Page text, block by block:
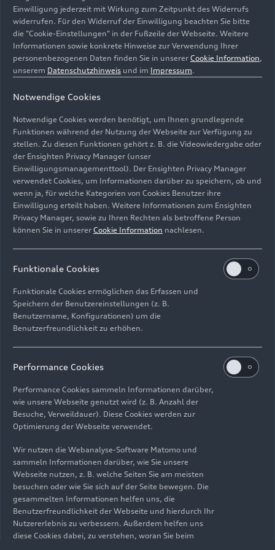
Audi und Litro de Luz installieren in mehreren
Gemeinden Amazoniens Lichtmasten und Solarlampen
Bild-Nr: A222385 · Copyright: Litro de Luz Brasil
Rechte: Verwendung für Pressezwecke honorarfrei
ImpressumRechtliches
Hinweisgebersystem
Informationen zur BarrierefreiheitKontakt
© 2026 AUDI AG. Alle Rechte vorbehalten.
EN
Die Angaben zu Kraftstoffverbrauch, Stromverbrauch, CO₂-
Emissionen und elektrischer Reichweite wurden nach dem
gesetzlich vorgeschriebenen Messverfahren „Worldwide
Harmonized Light Vehicles Test Procedure“ (WLTP) gemäß
Verordnung (EG) 715/2007 ermittelt. Zusatzausstattungen und
Zubehör (Anbauteile, Reifenformat usw.) können relevante
Einwilligung jederzeit mit Wirkung zum Zeitpunkt des Widerrufs
widerrufen. Für den Widerruf der Einwilligung beachten Sie bitte
die "Cookie-Einstellungen" in der Fußzeile der Webseite. Weitere
Informationen sowie konkrete Hinweise zur Verwendung Ihrer
personenbezogenen Daten finden Sie in unserer Cookie Information,
unserem Datenschutzhinweis und im Impressum.
Notwendige Cookies
Notwendige Cookies werden benötigt, um Ihnen grundlegende
Funktionen während der Nutzung der Webseite zur Verfügung zu
stellen. Zu diesen Funktionen gehört z. B. die Videowiedergabe oder
der Ensighten Privacy Manager (unser
Einwilligungsmanagementtool). Der Ensighten Privacy Manager
verwendet Cookies, um Informationen darüber zu speichern, ob und
wenn ja, für welche Kategorien von Cookies Benutzer ihre
Einwilligung erteilt haben. Weitere Informationen zum Ensighten
Privacy Manager, sowie zu Ihren Rechten als betroffene Person
können Sie in unserer Cookie Information nachlesen.
Funktionale Cookies
Funktionale Cookies ermöglichen das Erfassen und
Speichern der Benutzereinstellungen (z. B.
Benutzername, Konfigurationen) um die
Benutzerfreundlichkeit zu erhöhen.
Performance Cookies
Performance Cookies sammeln Informationen darüber,
wie unsere Webseite genutzt wird (z. B. Anzahl der
Besuche, Verweildauer). Diese Cookies werden zur
Optimierung der Webseite verwendet.
Wir nutzen die Webanalyse-Software Matomo und
sammeln Informationen darüber, wie Sie unsere
Webseite nutzen, z. B. welche Seiten Sie am meisten
besuchen oder wie Sie sich auf der Seite bewegen. Die
gesammelten Informationen helfen uns, die
Benutzerfreundlichkeit der Webseite und hierdurch Ihr
Nutzererlebnis zu verbessern. Außerdem helfen uns
diese Cookies dabei, zu verstehen, woran Sie beim